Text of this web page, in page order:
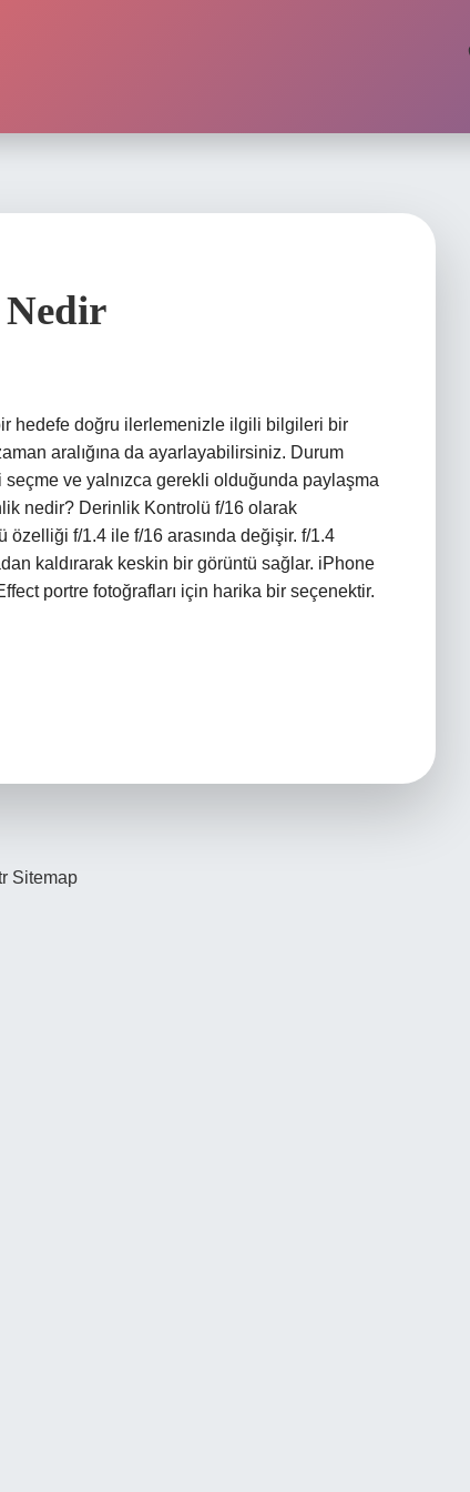
hedefe doğru ilerlemenizle ilgili bilgileri bir
aralığına da ayarlayabilirsiniz. Durum
ve yalnızca gerekli olduğunda paylaşma
nedir? Derinlik Kontrolü f/16 olarak
özelliği f/1.4 ile f/16 arasında değişir. f/1.4
kaldırarak keskin bir görüntü sağlar. iPhone
portre fotoğrafları için harika bir seçenektir.
Sitemap